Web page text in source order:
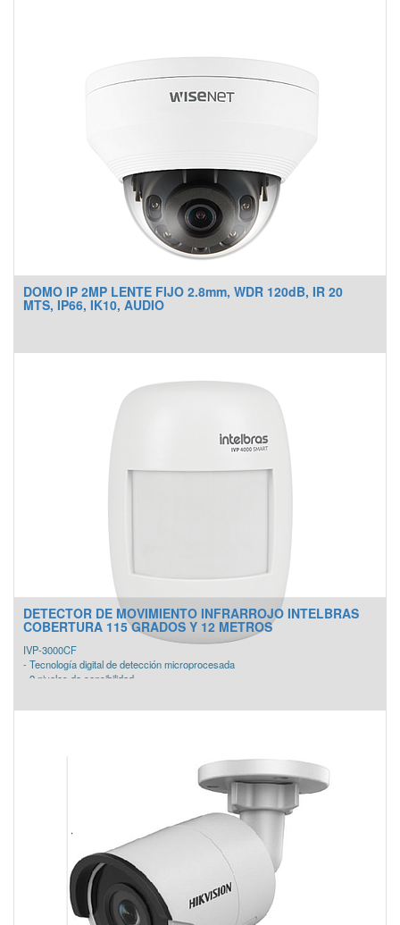
DOMO IP 2MP LENTE FIJO 2.8mm, WDR 120dB, IR 20
MTS, IP66, IK10, AUDIO
DETECTOR DE MOVIMIENTO INFRARROJO INTELBRAS
COBERTURA 115 GRADOS Y 12 METROS
IVP-3000CF
- Tecnología digital de detección microprocesada
- 2 niveles de sensibilidad
- Accionamiento por detección de movimiento